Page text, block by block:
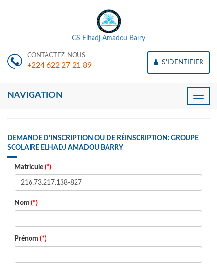
GS Elhadj Amadou Barry
CONTACTEZ-NOUS
+224 622 27 21 89 S'IDENTIFIER
Toggle
NAVIGATION
DEMANDE D'INSCRIPTION OU DE RÉINSCRIPTION: GROUPE
SCOLAIRE ELHADJ AMADOU BARRY
Matricule (*)
Nom (*)
Prénom (*)